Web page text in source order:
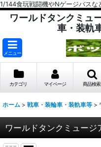
1/144食玩戦闘機やNゲージバスな
ワールドタンクミュ
車・装軌
メニュー
カテゴリ マイページ 商品検索
ホーム > 戦車・装輪車・装軌車等 >
ワールドタンクミュージ